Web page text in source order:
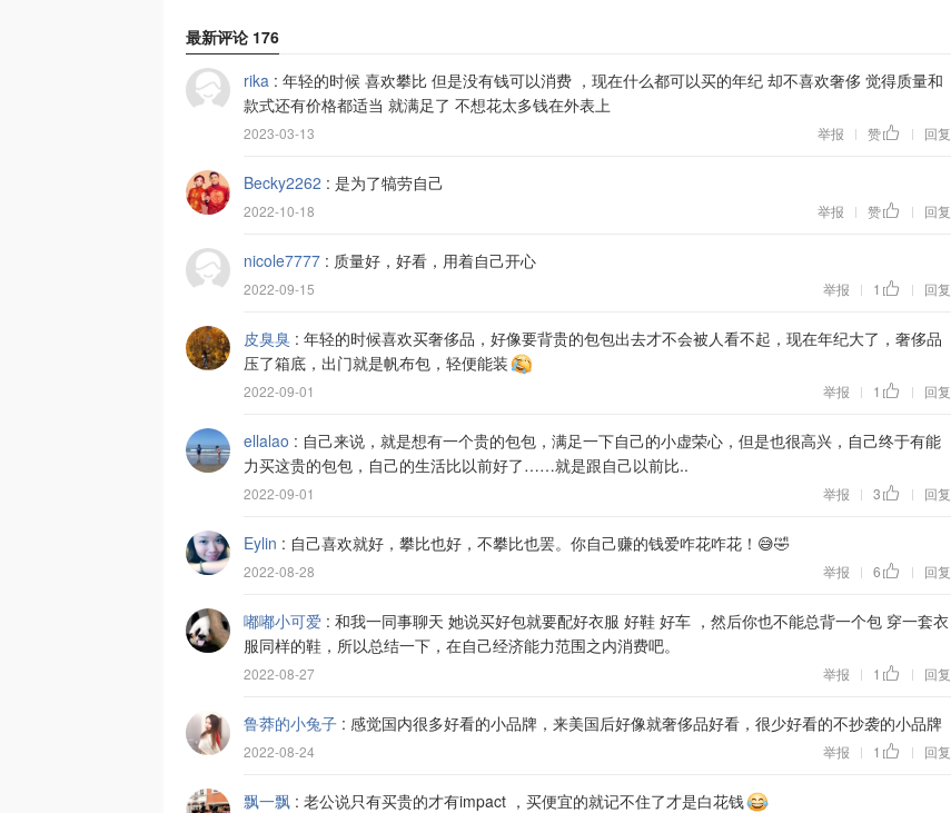
最新评论 176
rika : 年轻的时候 喜欢攀比 但是没有钱可以消费 ，现在什么都可以买的年纪 却不喜欢奢侈 觉得质量和
款式还有价格都适当 就满足了 不想花太多钱在外表上
2023-03-13 举报 | 赞 | 回复
Becky2262 : 是为了犒劳自己
2022-10-18 举报 | 赞 | 回复
nicole7777 : 质量好，好看，用着自己开心
2022-09-15 举报 | 1 | 回复
皮臭臭 : 年轻的时候喜欢买奢侈品，好像要背贵的包包出去才不会被人看不起，现在年纪大了，奢侈品
压了箱底，出门就是帆布包，轻便能装
2022-09-01 举报 | 1 | 回复
ellalao : 自己来说，就是想有一个贵的包包，满足一下自己的小虚荣心，但是也很高兴，自己终于有能
力买这贵的包包，自己的生活比以前好了……就是跟自己以前比..
2022-09-01 举报 | 3 | 回复
Eylin : 自己喜欢就好，攀比也好，不攀比也罢。你自己赚的钱爱咋花咋花！😅🤣
2022-08-28 举报 | 6 | 回复
嘟嘟小可爱 : 和我一同事聊天 她说买好包就要配好衣服 好鞋 好车 ，然后你也不能总背一个包 穿一套衣
服同样的鞋，所以总结一下，在自己经济能力范围之内消费吧。
2022-08-27 举报 | 1 | 回复
鲁莽的小兔子 : 感觉国内很多好看的小品牌，来美国后好像就奢侈品好看，很少好看的不抄袭的小品牌
2022-08-24 举报 | 1 | 回复
飘一飘 : 老公说只有买贵的才有impact ，买便宜的就记不住了才是白花钱